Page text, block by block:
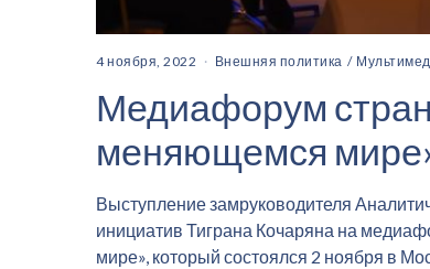
4 ноября, 2022 Внешняя политика /
Медиафорум
меняющемся
Выступление замруководителя
инициатив Тиграна Кочаряна на
мире», который состоялся 2 ноября в